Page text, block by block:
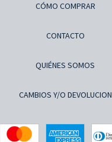
CÓMO COMPRAR
CONTACTO
QUIÉNES SOMOS
CAMBIOS Y/O DEVOLUCION